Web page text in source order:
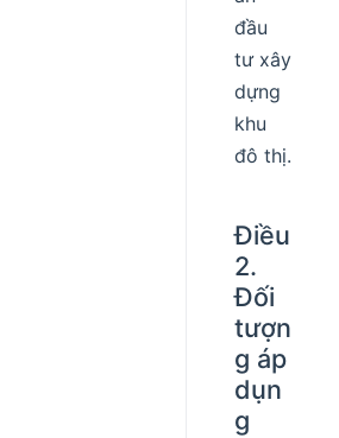
đầu
tư xây
dựng
khu
đô thị.
Điều
2.
Đối
tượn
g áp
dụn
g